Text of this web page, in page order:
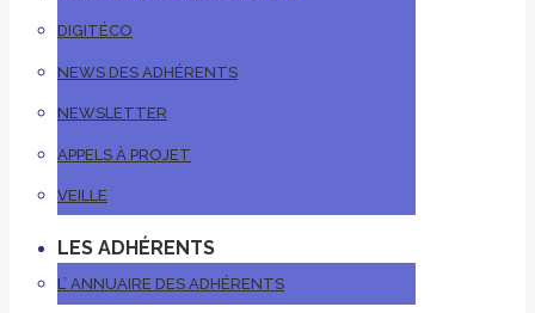
DIGITÉCO
NEWS DES ADHÉRENTS
NEWSLETTER
APPELS À PROJET
VEILLE
LES ADHÉRENTS
L’ ANNUAIRE DES ADHÉRENTS